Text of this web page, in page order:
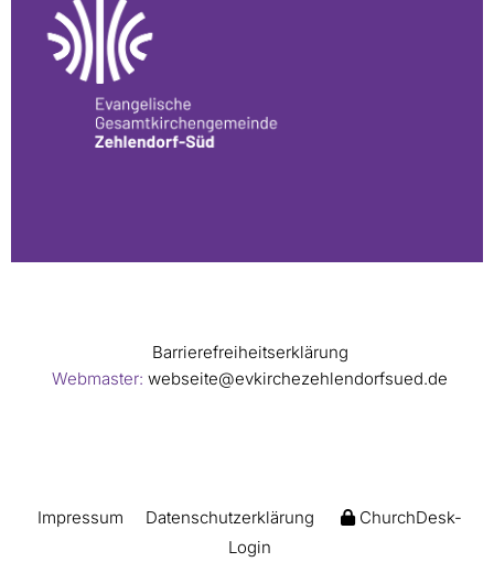
Barrierefreiheitserklärung
Webmaster: webseite@evkirchezehlendorfsued.de
Impressum Datenschutzerklärung
ChurchDesk-
Login